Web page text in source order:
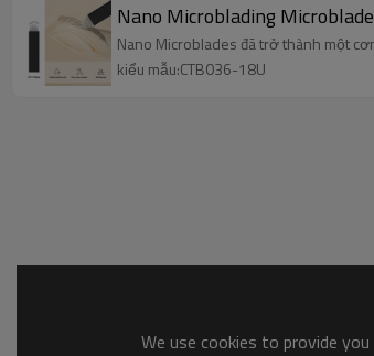
Nano Microblading
Nano Microblades đã trở thành một
kiểu mẫu:CTB036-18U
We use cookies to provide